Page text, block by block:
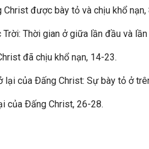
được bày tỏ và chịu khổ nạn,
Thời gian ở giữa lần đầu và
đã chịu khổ nạn, 14-23.
của Ðấng Christ: Sự bày tỏ ở
của Ðấng Christ, 26-28.